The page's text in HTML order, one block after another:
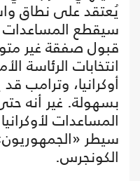
يُعتقد على نطاق
سيقطع المساعدات
قبول صفقة غير
انتخابات الرئاسة
أوكرانيا، وترامب
بسهولة. غير أنه
المساعدات
سيطر
الكونجرس.